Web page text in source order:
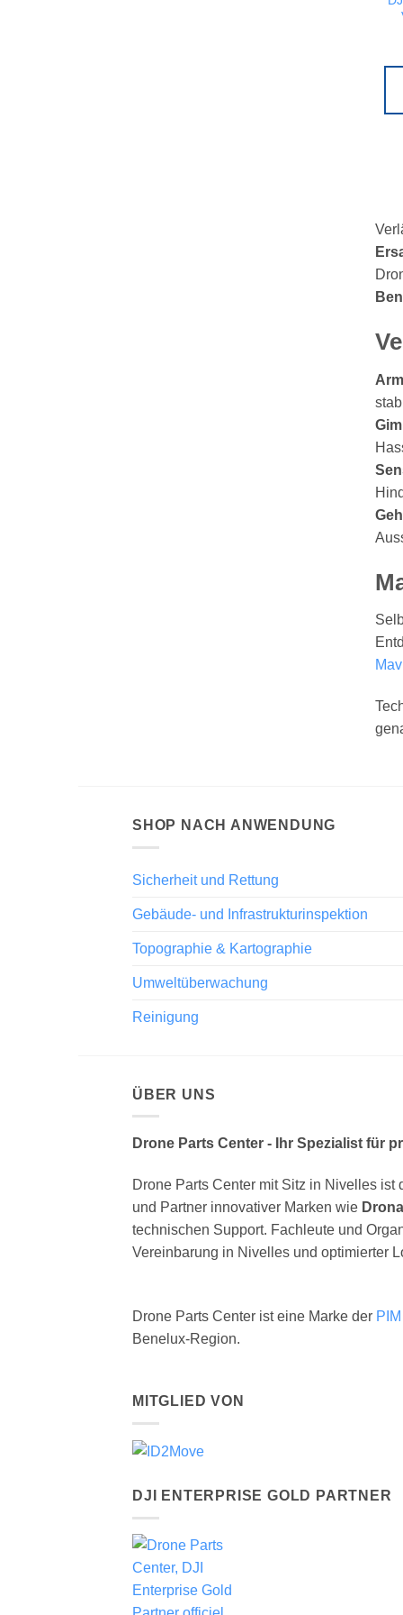
SHOP NACH ANWENDUNG
Sicherheit und Rettung
Gebäude- und Infrastrukturinspektion
Topographie & Kartographie
Umweltüberwachung
Reinigung
ÜBER UNS
Drone Parts Center - Ihr Spezialist für
Drone Parts Center mit Sitz in Nivelles
und Partner innovativer Marken wie
technischen Support. Fachleute und
Vereinbarung in Nivelles und optimierter
Drone Parts Center ist eine Marke der
Benelux-Region.
MITGLIED VON
DJI ENTERPRISE GOLD PARTNER